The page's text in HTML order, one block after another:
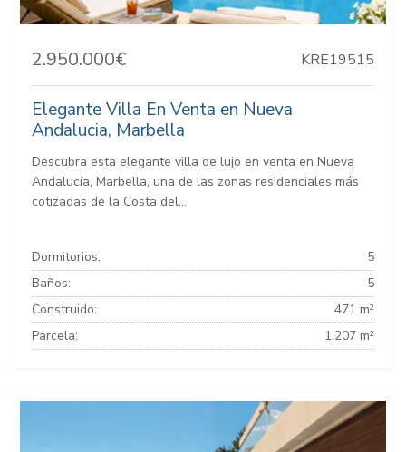
2.950.000€ KRE19515
Elegante Villa En Venta en Nueva
Andalucia, Marbella
Descubra esta elegante villa de lujo en venta en Nueva
Andalucía, Marbella, una de las zonas residenciales más
cotizadas de la Costa del...
Dormitorios:
5
Baños:
5
Construido:
471 m²
Parcela:
1.207 m²